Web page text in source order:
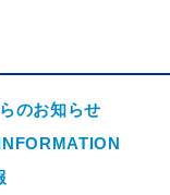
のお知らせ